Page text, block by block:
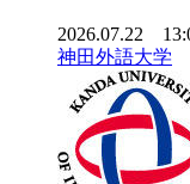
2026.07.22
神田外語大学